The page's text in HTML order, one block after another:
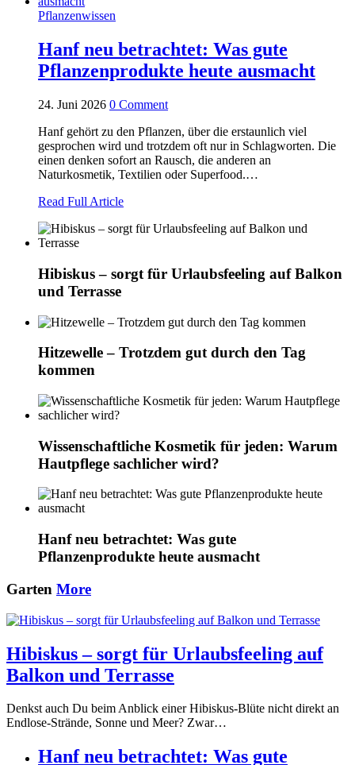
Pflanzenwissen
Hanf neu betrachtet: Was gute
Pflanzenprodukte heute ausmacht
24. Juni 2026 0 Comment
Hanf gehört zu den Pflanzen, über die erstaunlich viel
gesprochen wird und trotzdem oft nur in Schlagworten. Die
einen denken sofort an Rausch, die anderen an
Naturkosmetik, Textilien oder Superfood.…
Read Full Article
Hibiskus – sorgt für Urlaubsfeeling auf Balkon
und Terrasse
Hitzewelle – Trotzdem gut durch den Tag
kommen
Wissenschaftliche Kosmetik für jeden: Warum
Hautpflege sachlicher wird?
Hanf neu betrachtet: Was gute
Pflanzenprodukte heute ausmacht
Garten More
Hibiskus – sorgt für Urlaubsfeeling auf
Balkon und Terrasse
Denkst auch Du beim Anblick einer Hibiskus-Blüte nicht direkt an
Endlose-Strände, Sonne und Meer? Zwar…
Hanf neu betrachtet: Was gute